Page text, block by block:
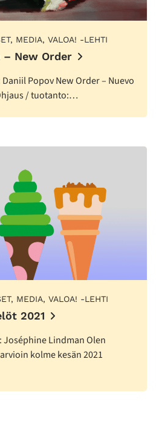
MEDIA, VALOA! -LEHTI
New Order
Popov New Order – Nuevo
/ tuotanto:…
MEDIA, VALOA! -LEHTI
2021
Lindman Olen
kolme kesän 2021